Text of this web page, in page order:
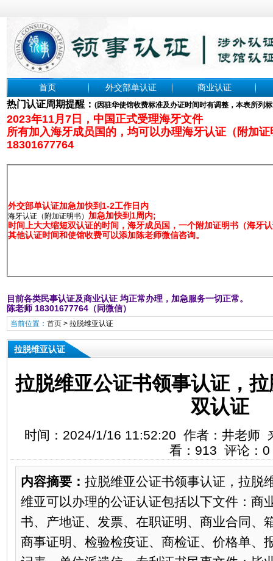
首页 外交部单认证 商业认证
热门认证周期提醒： (因驻华使馆收费标准及办证时间时有调整，本表所列
2023年11月7日，中国正式受理海牙文件
所有加入海牙成员国的，均可以办理海牙认证（附加
18301677764
外交部单认证加急加快到1-2工作日内
海牙认证（附加证明书） 加急加快到1周内;
时间上大大缩短双认证的时间，海牙成员国，一个附加证明书（海牙
其他认证时间和使馆收费可以添加陈老师微信咨询。
目前各类民事认证及商业认证 均正常办理，加急服务一切正常。
陈老师 18301677764（同微信）
当前位置： 首页> 拉脱维亚认证
拉脱维亚认证
拉脱维亚公证书领事认证，
双认证
时间：2024/1/16 11:52:20 作者：井老师
看：913 评论：0
内容摘要： 拉脱维亚公证书领事认证，拉脱
维亚可以办理的公证认证包括以下文件：商
书、产地证、发票、在职证明、商业合同、
商事证明、检验检疫证、商检证、价格单、